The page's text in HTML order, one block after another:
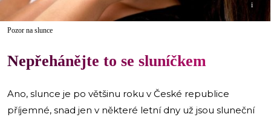
i
Pozor na slunce
Nepřehánějte to se sluníčkem
Ano, slunce je po většinu roku v České republice
příjemné, snad jen v některé letní dny už jsou sluneční